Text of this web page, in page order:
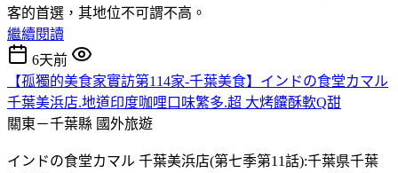
客的首選，其地位不可謂不高。
繼續閱讀
6天前
【孤獨的美食家實訪第114家-千葉美食】インドの食堂カマル
千葉美浜店.地道印度咖哩口味繁多.超 大烤饢酥軟Q甜
關東－千葉縣 國外旅遊
インドの食堂カマル 千葉美浜店(第七季第11話):千葉県千葉